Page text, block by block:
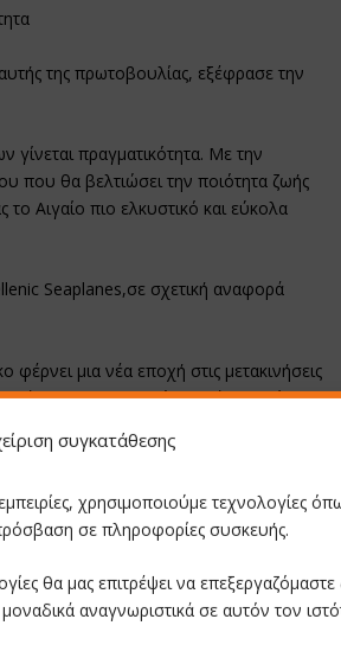
συγκατάθεσης
χρησιμοποιούμε τεχνολογίες
σε πληροφορίες συσκευής.
θα μας επιτρέψει να
αναγνωριστικά σε αυτόν τον
της πρωτοβουλίας, εξέφρασε την
πραγματικότητα. Με την
που θα βελτιώσει την ποιότητα ζωής
Αιγαίο πιο ελκυστικό και εύκολα
Seaplanes,σε σχετική αναφορά
μια νέα εποχή στις μετακινήσεις
που θα καλύπτει κάθε νησί,
τους επισκέπτες τη δυνατότητα
κάνουν το Αιγαίο καλύτερο από τις
αναβαθμίσει συνολικά την εμπειρία
περιοχής.””
υδροπλάνου και έχοντας ήδη
πεδίων, δόθηκαν σημαντικές
βήματα…